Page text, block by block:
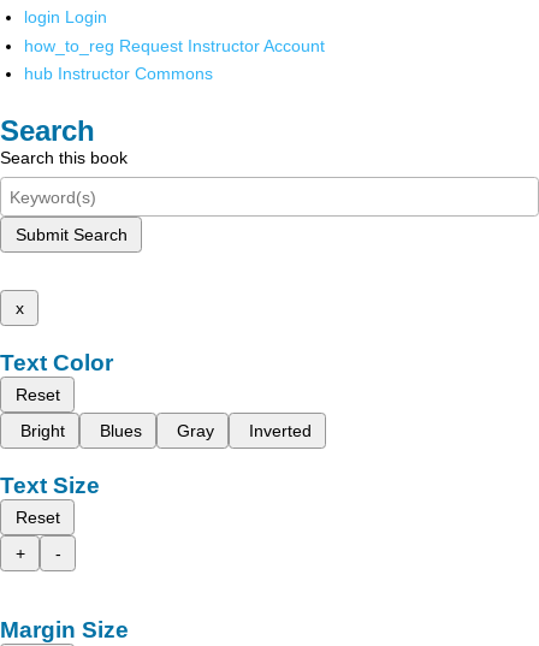
login Login
how_to_reg Request Instructor Account
hub Instructor Commons
Search
Search this book
Submit Search
x
Text Color
Reset
Bright
Blues Gray Inverted
Text Size
Reset
+
-
Margin Size